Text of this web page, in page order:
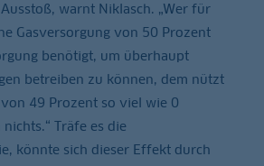
warnt Niklasch. „Wer für
Gasversorgung von 50 Prozent
benötigt, um überhaupt
betreiben zu können, dem nützt
49 Prozent so viel wie 0
Träfe es die
könnte sich dieser Effekt durch